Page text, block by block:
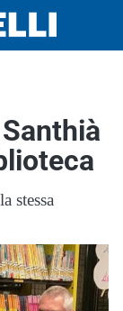
stessa